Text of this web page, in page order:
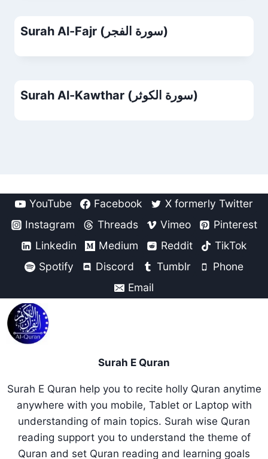
Surah Al-Fajr (سورة الفجر)
Surah Al-Kawthar (سورة الكوثر)
YouTube Facebook
X formerly Twitter
Instagram
Threads Vimeo
Pinterest
Linkedin
Medium Reddit
TikTok
Spotify
Discord Tumblr
Phone
Email
Surah E Quran
Surah E Quran help you to recite holly Quran anytime
anywhere with you mobile, Tablet or Laptop with
understanding of main topics. Surah wise Quran
reading support you to understand the theme of
Quran and set Quran reading and learning goals